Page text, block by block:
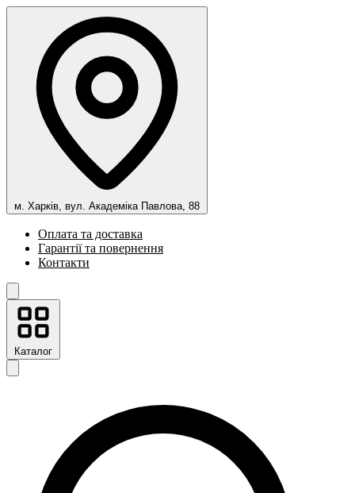
м. Харків, вул. Академіка Павлова, 88
Оплата та доставка
Гарантії та повернення
Контакти
Каталог